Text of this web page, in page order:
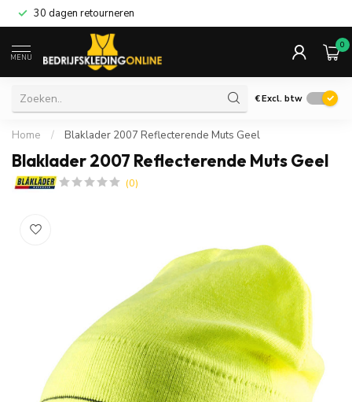
30 dagen retourneren
MENU
0
€Excl. btw
Home / Blaklader 2007 Reflecterende Muts Geel
Blaklader 2007 Reflecterende Muts Geel
(0)